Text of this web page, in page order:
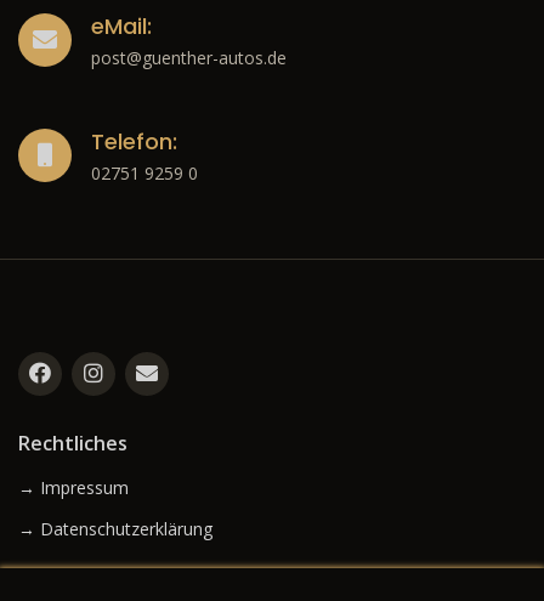
Montags - Freitags: 07:30 - 18:00 Uhr
Samstags: 10:00 - 13:00 Uhr
eMail:
post@guenther-autos.de
Telefon:
Rechtliches